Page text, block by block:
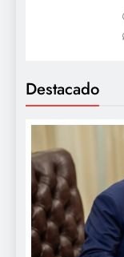
Destacado